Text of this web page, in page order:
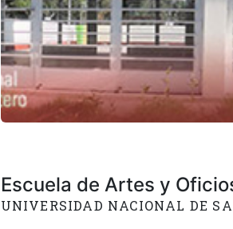
Escuela de Artes y
UNIVERSIDAD NACIONAL DE